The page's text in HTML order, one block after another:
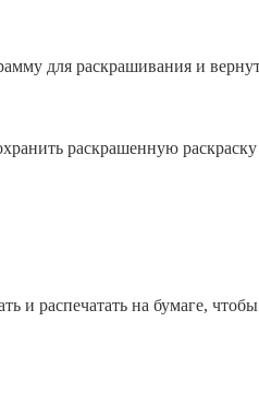
для раскрашивания и
раскрашенную
и распечатать на бумаге,